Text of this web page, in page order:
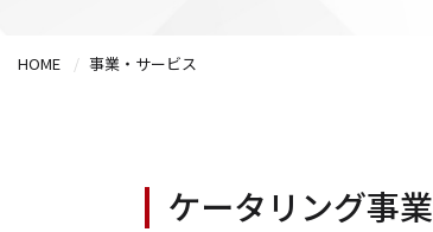
HOME 事業・サービス
ケータリング事業